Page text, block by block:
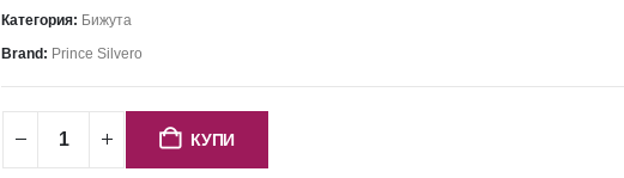
Категория: Бижута
Brand: Prince Silvero
КУПИ